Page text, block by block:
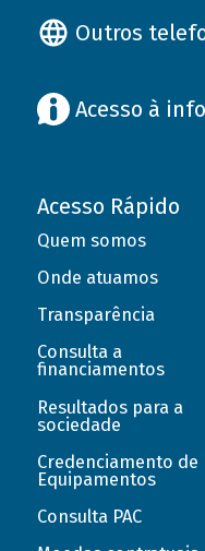
Outros
Acesso à
Acesso Rápido
Quem somos
Onde atuamos
Transparência
Consulta a
financiamentos
Resultados para a
sociedade
Credenciamento de
Equipamentos
Consulta PAC